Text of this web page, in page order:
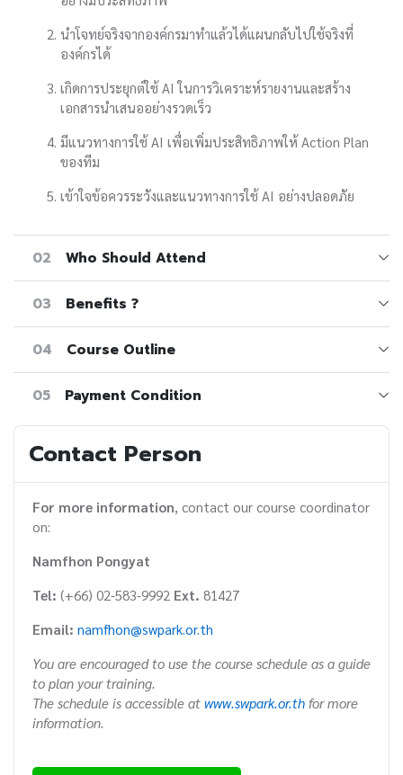
นำโจทย์จริงจากองค์กรมาทำแล้วได้แผนกลับไปใช้จริงที่
องค์กรได้
เกิดการประยุกต์ใช้ AI ในการวิเคราะห์รายงานและสร้าง
เอกสารนำเสนออย่างรวดเร็ว
มีแนวทางการใช้ AI เพื่อเพิ่มประสิทธิภาพให้ Action Plan
ของทีม
เข้าใจข้อควรระวังและแนวทางการใช้ AI อย่างปลอดภัย
02 Who Should Attend
03 Benefits ?
04 Course Outline
05 Payment Condition
Contact Person
For more information, contact our course coordinator
on:
Namfhon Pongyat
Tel: (+66) 02-583-9992 Ext. 81427
Email: namfhon@swpark.or.th
You are encouraged to use the course schedule as a guide
to plan your training.
The schedule is accessible at www.swpark.or.th for more
information.